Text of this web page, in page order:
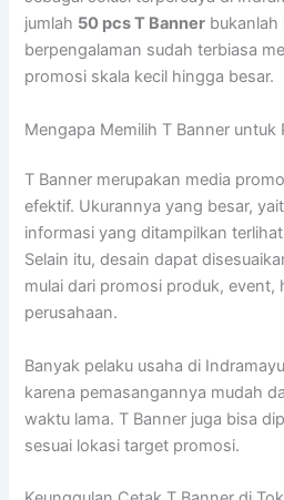
jumlah 50 pcs T Banner bukanlah
berpengalaman sudah terbiasa
promosi skala kecil hingga besar.
Mengapa Memilih T Banner untuk
T Banner merupakan media
efektif. Ukurannya yang besar,
informasi yang ditampilkan
Selain itu, desain dapat
mulai dari promosi produk, event,
perusahaan.
Banyak pelaku usaha di
karena pemasangannya mudah
waktu lama. T Banner juga bisa
sesuai lokasi target promosi.